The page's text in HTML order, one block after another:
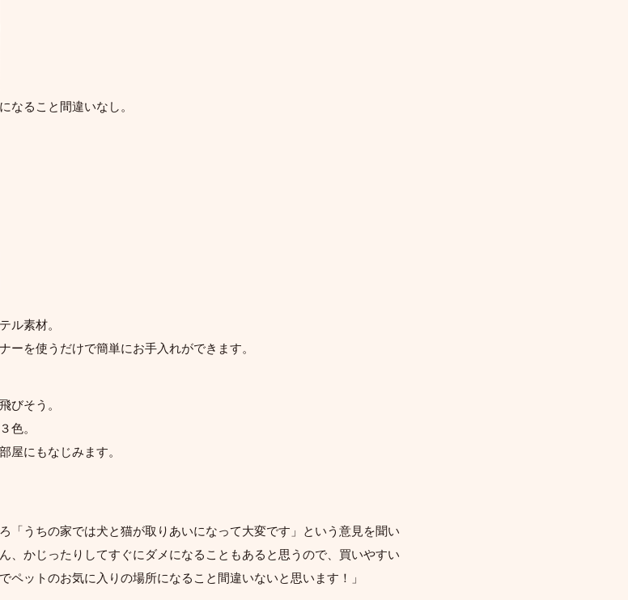
なること間違いなし。
ル素材。
ーを使うだけで簡単にお手入れができます。
びそう。
色。
屋にもなじみます。
「うちの家では犬と猫が取りあいになって大変です」という意見を聞い
、かじったりしてすぐにダメになることもあると思うので、買いやすい
ペットのお気に入りの場所になること間違いないと思います！」